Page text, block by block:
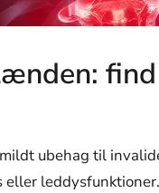
ubehag til